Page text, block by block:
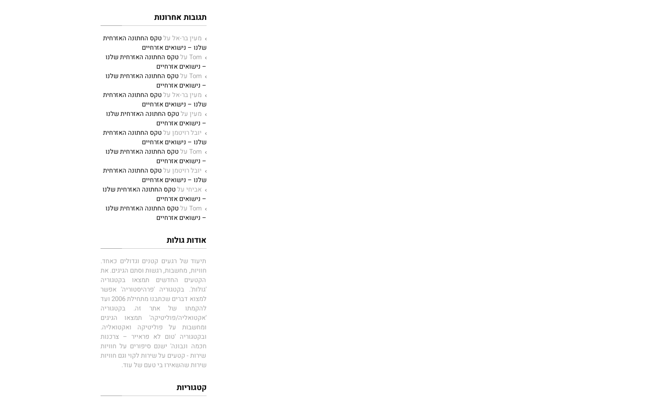
תגובות אחרונות
מעין בר-אל עלטקס החתונה האזרחית
שלנו – נישואים אזרחיים
Tom עלטקס החתונה האזרחית שלנו
– נישואים אזרחיים
Tom עלטקס החתונה האזרחית שלנו
– נישואים אזרחיים
מעין בר-אל עלטקס החתונה האזרחית
שלנו – נישואים אזרחיים
מעין עלטקס החתונה האזרחית שלנו
– נישואים אזרחיים
יובל רויטמן עלטקס החתונה האזרחית
שלנו – נישואים אזרחיים
Tom עלטקס החתונה האזרחית שלנו
– נישואים אזרחיים
יובל רויטמן עלטקס החתונה האזרחית
שלנו – נישואים אזרחיים
אביחי עלטקס החתונה האזרחית שלנו
– נישואים אזרחיים
Tom עלטקס החתונה האזרחית שלנו
– נישואים אזרחיים
אודות גולות
תיעוד של רגעים קטנים וגדולים כאחד.
חוויות, מחשבות, רגשות וסתם הגיגים. את
הקטעים החדשים תמצאו בקטגוריה
'גולות'. בקטגוריה 'פרהיסטוריה' אפשר
למצוא דברים שכתבנו מתחילת 2006 ועד
להקמתו של אתר זה. בקטגוריה
'אקטואליה/פוליטיקה' תמצאו הגיגים
ומחשבות על פוליטיקה ואקטואליה.
ובקטגוריה 'טום לא פראייר – צרכנות
חכמה ונבונה' ישנם סיפורים על חוויות
שירות - קטעים על שירות לקוי וגם חוויות
שירות שהשאירו בי טעם של עוד.
קטגוריות